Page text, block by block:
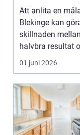
ditt projekt
Att anlita en
Blekinge kan
skillnaden
halvbra resultat
hem eller en...
01 juni 2026